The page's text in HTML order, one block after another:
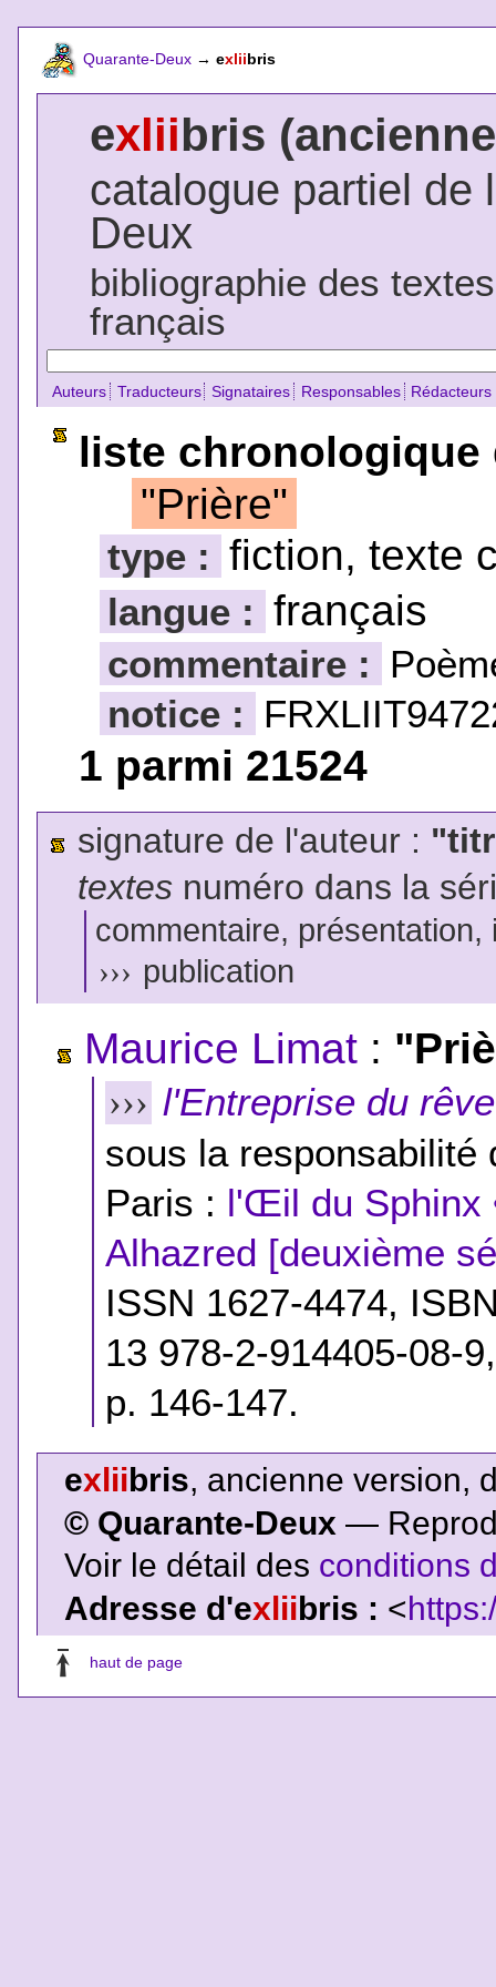
Quarante-Deux → exliibris
exliibris
catalogue partiel de
Deux
bibliographie des
français
Auteurs Traducteurs Signataires Responsables Rédacteurs
liste chronologique
"Prière"
type : fiction, texte
langue : français
commentaire :
notice :
1 parmi 21524
signature de l'auteur :
textesnuméro dans la
commentaire,
››› publication
Maurice Limat :
››› l'Entreprise du rêve
sous la
Paris : l'Œil du Sphinx
Alhazred [deuxième
ISSN 1627-4474,
13 978-2-914405-08-9
p. 146-147.
exliibris, ancienne version,
© Quarante-Deux —
Voir le détail des conditions
Adresse d'exlii bris : <
haut de page